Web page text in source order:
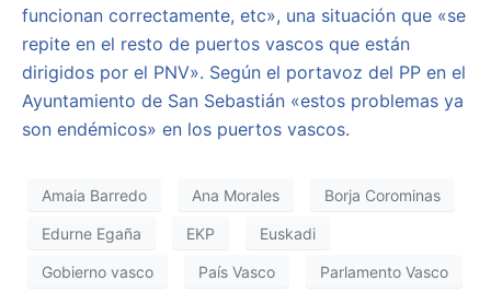
funcionan correctamente, etc», una situación que «se
repite en el resto de puertos vascos que están
dirigidos por el PNV». Según el portavoz del PP en el
Ayuntamiento de San Sebastián «estos problemas ya
son endémicos» en los puertos vascos.
Amaia Barredo Ana Morales Borja Corominas
Edurne Egaña EKP Euskadi
Gobierno vasco País Vasco Parlamento Vasco